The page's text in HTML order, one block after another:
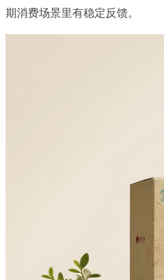
期消费场景里有稳定反馈。